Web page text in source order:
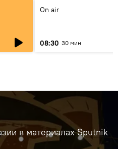
On air
08:30 30 мин
в материалах Sputnik